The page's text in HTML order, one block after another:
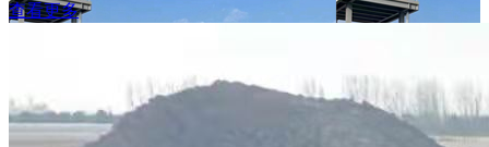
查看更多